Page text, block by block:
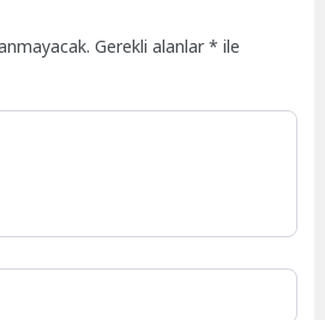
Gerekli alanlar* ile